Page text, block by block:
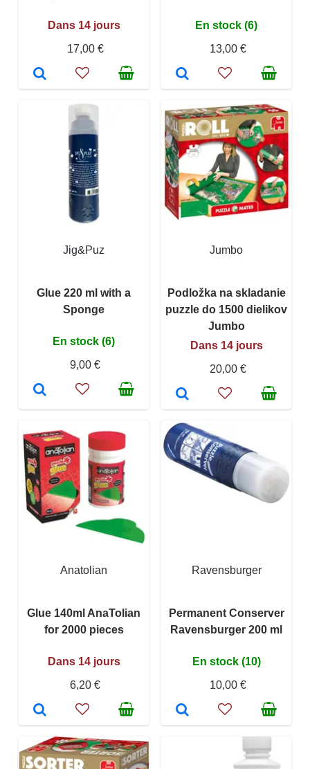
Dans 14 jours
17,00 €
En stock (6)
13,00 €
Jig&Puz
Glue 220 ml with a
Sponge
En stock (6)
9,00 €
Jumbo
Podložka na skladanie
puzzle do 1500 dielikov
Jumbo
Dans 14 jours
20,00 €
Anatolian
Glue 140ml AnaTolian
for 2000 pieces
Dans 14 jours
6,20 €
Ravensburger
Permanent Conserver
Ravensburger 200 ml
En stock (10)
10,00 €